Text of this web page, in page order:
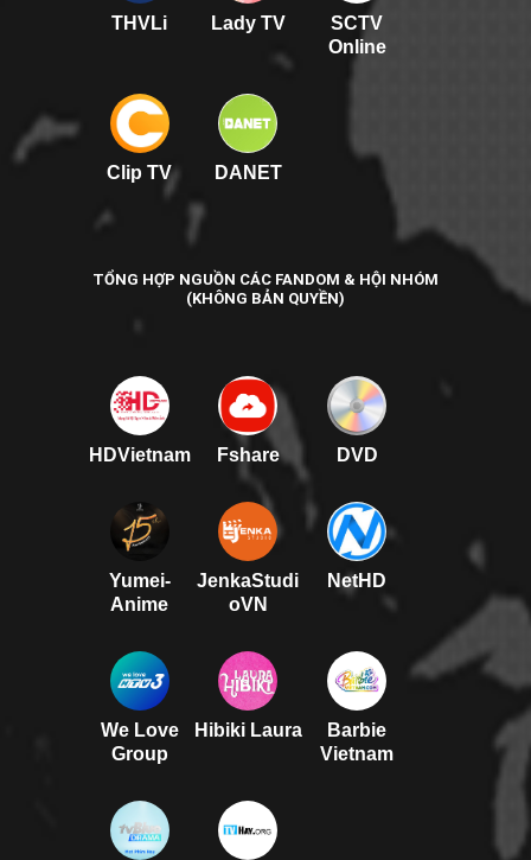
THVLi Lady TV
SCTV
Online
Clip TV DANET
TỔNG HỢP NGUỒN CÁC FANDOM & HỘI NHÓM
(KHÔNG BẢN QUYỀN)
HDVietnam Fshare DVD
Yumei-
Anime
JenkaStudi
oVN
NetHD
We Love
Group
Hibiki Laura
Barbie
Vietnam